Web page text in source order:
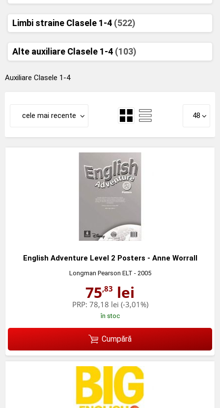
Limbi straine Clasele 1-4 (522)
Alte auxiliare Clasele 1-4 (103)
Auxiliare Clasele 1-4
cele mai recente 48
English Adventure Level 2 Posters - Anne Worrall
Longman Pearson ELT - 2005
75,83 lei
PRP: 78,18 lei (-3,01%)
în stoc
Cumpără